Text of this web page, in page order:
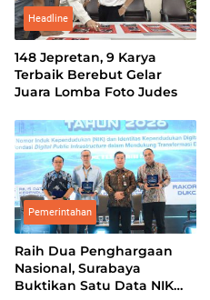
Headline
148 Jepretan, 9 Karya
Terbaik Berebut Gelar
Juara Lomba Foto Judes
Pemerintahan
Raih Dua Penghargaan
Nasional, Surabaya
Buktikan Satu Data NIK
Ekonomi